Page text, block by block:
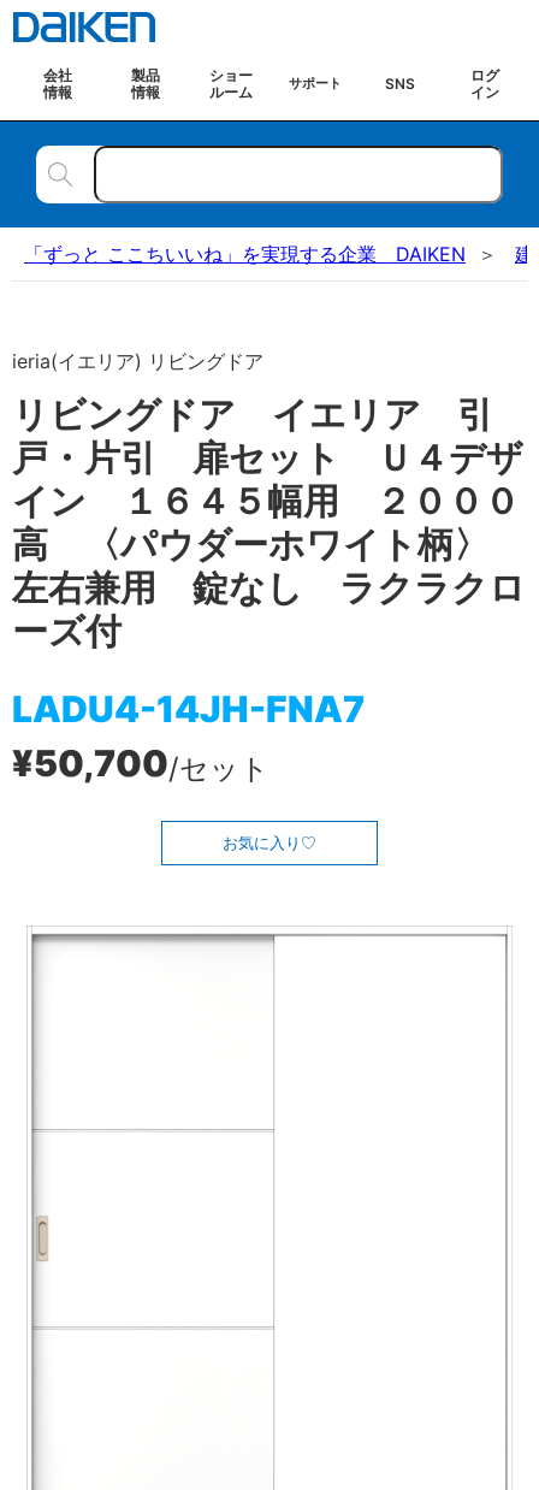
会社
情報
製品
情報
ショー
ルーム
サポート SNS
ログ
イン
「ずっと ここちいいね」を実現する企業 DAIKEN 建
ieria(イエリア) リビングドア
リビングドア イエリア 引
戸・片引 扉セット Ｕ４デザ
イン １６４５幅用 ２０００
高 〈パウダーホワイト柄〉
左右兼用 錠なし ラクラクロ
ーズ付
LADU4-14JH-FNA7
¥50,700/セット
お気に入り